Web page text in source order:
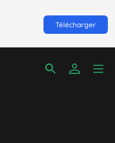
Télécharger